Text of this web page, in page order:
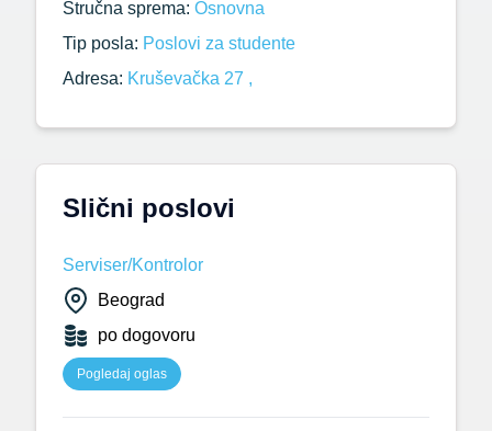
Slični poslovi
Serviser/Kontrolor
Beograd
po dogovoru
Pogledaj oglas
Stručna sprema: Osnovna
Tip posla: Poslovi za studente
Adresa: Kruševačka 27 ,